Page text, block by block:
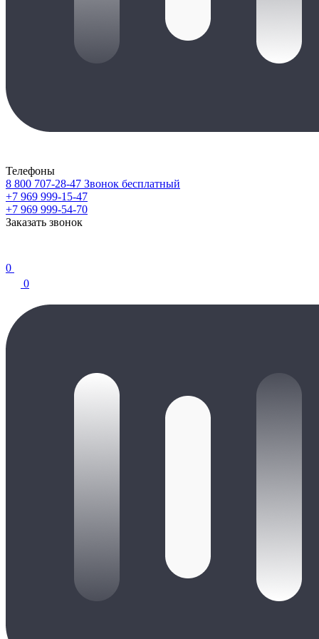
Телефоны
8 800 707-28-47 Звонок бесплатный
+7 969 999-15-47
+7 969 999-54-70
Заказать звонок
0
0